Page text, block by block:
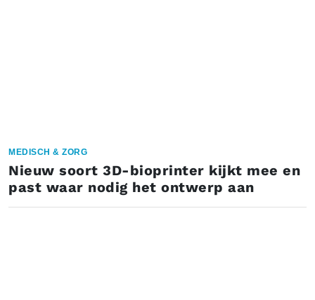
MEDISCH & ZORG
Nieuw soort 3D-bioprinter kijkt mee en
past waar nodig het ontwerp aan